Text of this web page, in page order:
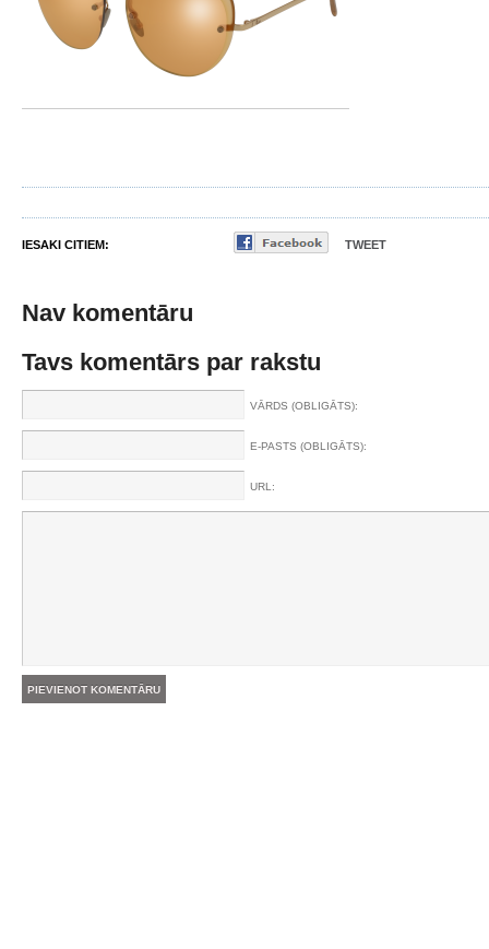
IESAKI CITIEM: TWEET
Nav komentāru
Tavs komentārs par rakstu
VĀRDS (OBLIGĀTS):
E-PASTS (OBLIGĀTS):
URL: